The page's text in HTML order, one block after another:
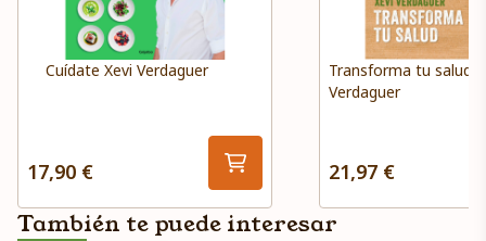
Cuídate Xevi Verdaguer
17,90 €
Transforma tu salud
Verdaguer
21,97 €
También te puede interesar